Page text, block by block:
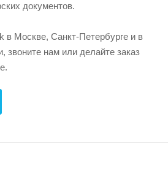
документов.
в Москве, Санкт-Петербурге и в
звоните нам или делайте заказ